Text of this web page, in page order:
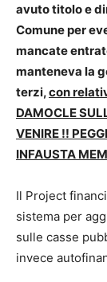
avuto titolo e
Comune per
mancate
manteneva la
terzi,con
DAMOCLE
VENIRE !!
INFAUSTA
Il Project
sistema per
sulle casse
invece